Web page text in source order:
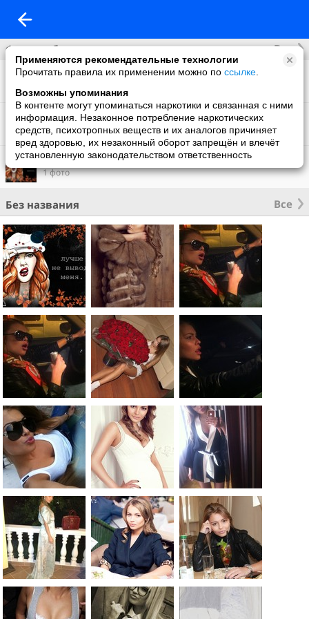
Применяются рекомендательные технологии
Прочитать правила их применении можно по ссылке
Возможны упоминания
В контенте могут упоминаться наркотики и связанная с ними
информация. Незаконное потребление наркотических
средств, психотропных веществ и их аналогов причиняет
вред здоровью, их незаконный оборот запрещён и влечёт
установленную законодательством ответственность
Фотоальбомы Все
Фото со мной
Masha Timoshka
9 фото
Фон на обложку
1 фото
Без названия Все